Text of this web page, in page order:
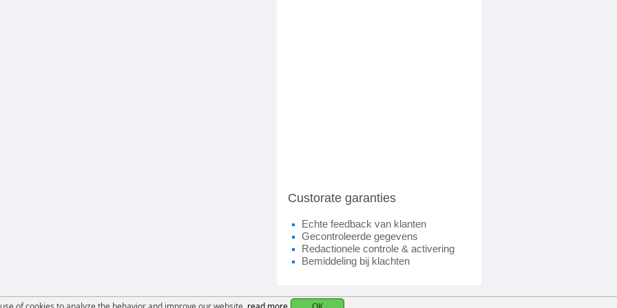
Custorate garanties
Echte feedback van klanten
Gecontroleerde gegevens
Redactionele controle & activering
Bemiddeling bij klachten